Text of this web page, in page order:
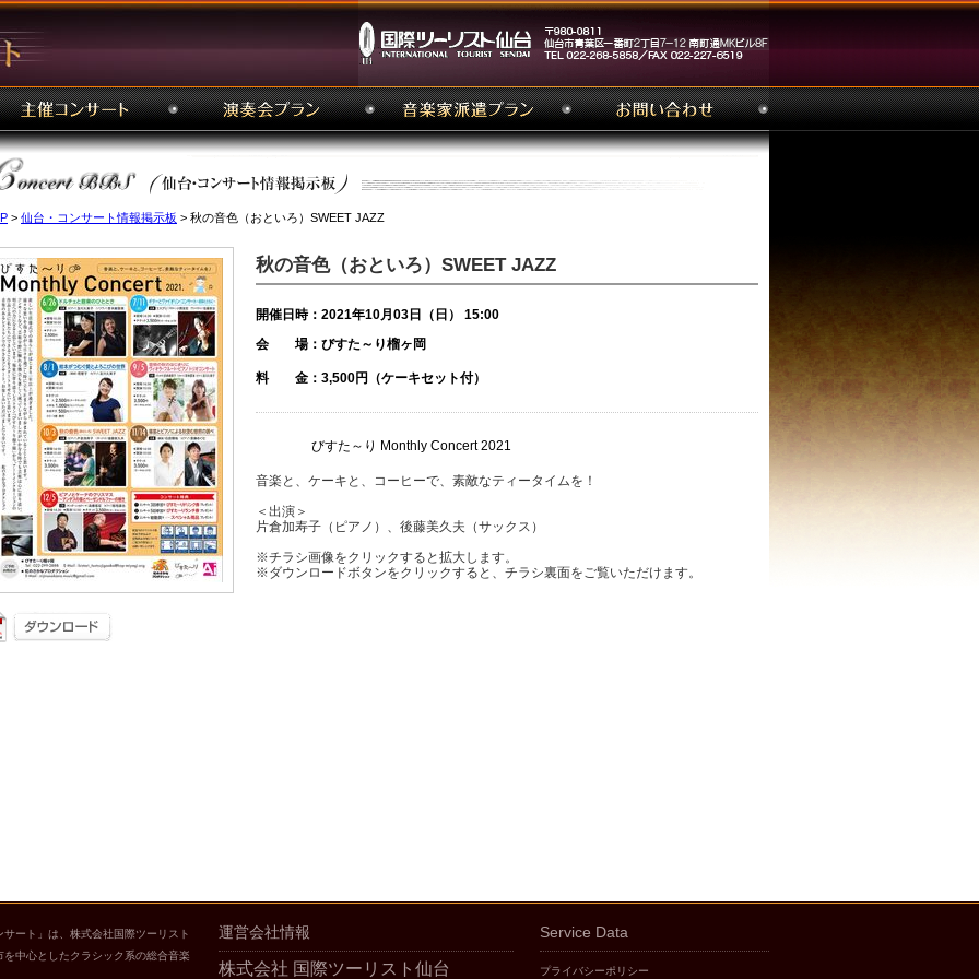
> 仙台・コンサート情報掲示板 > 秋の音色（おといろ）SWEET JAZZ
秋の音色（おといろ）SWEET JAZZ
開催日時：2021年10月03日（日） 15:00
会 場：びすた～り榴ヶ岡
料 金：3,500円（ケーキセット付）
びすた～り Monthly Concert 2021
音楽と、ケーキと、コーヒーで、素敵なティータイムを！
＜出演＞
片倉加寿子（ピアノ）、後藤美久夫（サックス）
※チラシ画像をクリックすると拡大します。
※ダウンロードボタンをクリックすると、チラシ裏面をご覧いただけます。
ート」は、株式会社国際ツーリスト
を中心としたクラシック系の総合音楽
運営会社情報
株式会社 国際ツーリスト仙台
Service Data
プライバシーポリシー